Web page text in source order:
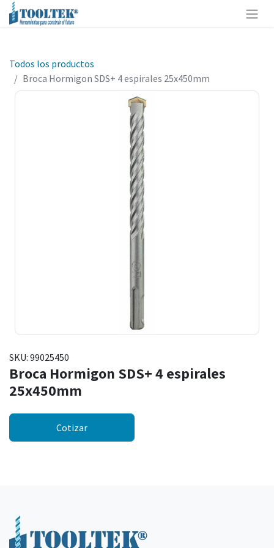
Todos los productos
Broca Hormigon SDS+ 4 espirales 25x450mm
SKU: 99025450
Broca Hormigon SDS+ 4 espirales
25x450mm
Cotizar